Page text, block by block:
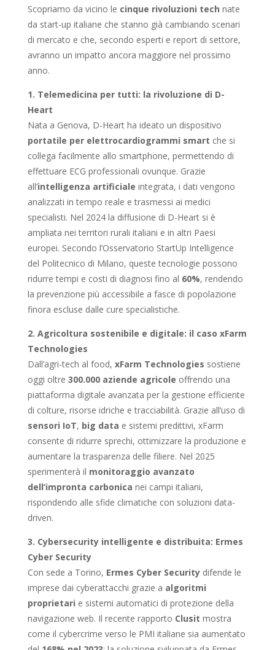
Scopriamo da vicino le cinque rivoluzioni tech nate
da start-up italiane che stanno già cambiando scenari
di mercato e che, secondo esperti e report di settore,
avranno un impatto ancora maggiore nel prossimo
anno.
1. Telemedicina per tutti: la rivoluzione di D-
Heart
Nata a Genova, D-Heart ha ideato un dispositivo
portatile per elettrocardiogrammi smart che si
collega facilmente allo smartphone, permettendo di
effettuare ECG professionali ovunque. Grazie
all’intelligenza artificiale integrata, i dati vengono
analizzati in tempo reale e trasmessi ai medici
specialisti. Nel 2024 la diffusione di D-Heart si è
ampliata nei territori rurali italiani e in altri Paesi
europei. Secondo l’Osservatorio StartUp Intelligence
del Politecnico di Milano, queste tecnologie possono
ridurre tempi e costi di diagnosi fino al 60%, rendendo
la prevenzione più accessibile a fasce di popolazione
finora escluse dalle cure specialistiche.
2. Agricoltura sostenibile e digitale: il caso xFarm
Technologies
Dall’agri-tech al food, xFarm Technologies sostiene
oggi oltre 300.000 aziende agricole offrendo una
piattaforma digitale avanzata per la gestione efficiente
di colture, risorse idriche e tracciabilità. Grazie all’uso di
sensori IoT, big data e sistemi predittivi, xFarm
consente di ridurre sprechi, ottimizzare la produzione e
aumentare la trasparenza delle filiere. Nel 2025
sperimenterà il monitoraggio avanzato
dell’impronta carbonica nei campi italiani,
rispondendo alle sfide climatiche con soluzioni data-
driven.
3. Cybersecurity intelligente e distribuita: Ermes
Cyber Security
Con sede a Torino, Ermes Cyber Securitydifende le
imprese dai cyberattacchi grazie a algoritmi
proprietari e sistemi automatici di protezione della
navigazione web. Il recente rapporto Clusit mostra
come il cybercrime verso le PMI italiane sia aumentato